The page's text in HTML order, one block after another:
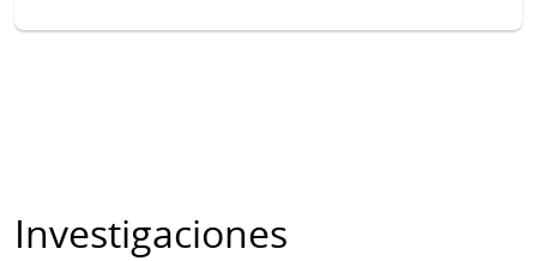
Investigaciones